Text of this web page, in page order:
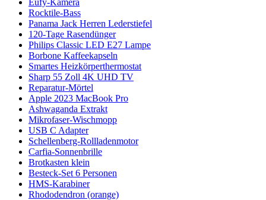
Rocktile-Bass
Panama Jack Herren Lederstiefel
120-Tage Rasendünger
Philips Classic LED E27 Lampe
Borbone Kaffeekapseln
Smartes Heizkörperthermostat
Sharp 55 Zoll 4K UHD TV
Reparatur-Mörtel
Apple 2023 MacBook Pro
Ashwaganda Extrakt
Mikrofaser-Wischmopp
USB C Adapter
Schellenberg-Rollladenmotor
Carfia-Sonnenbrille
Brotkasten klein
Besteck-Set 6 Personen
HMS-Karabiner
Rhododendron (orange)